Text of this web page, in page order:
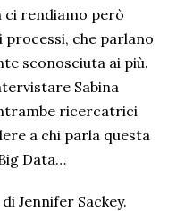
ci rendiamo però
che parlano
sconosciuta ai più.
Sabina
ricercatrici
a chi parla questa
Data…
Jennifer Sackey.